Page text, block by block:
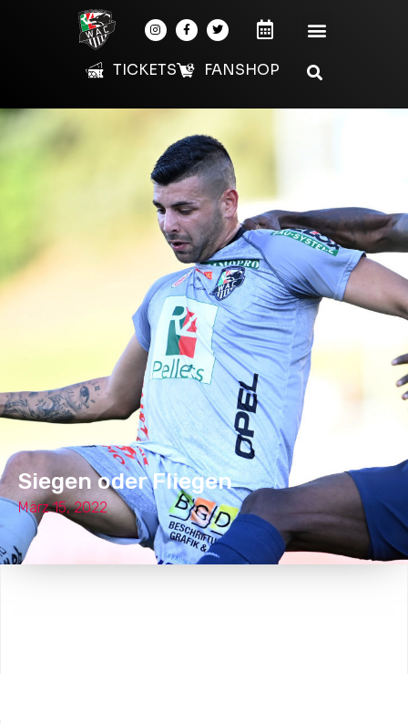
TICKETS FANSHOP
Siegen oder Fliegen
März 15, 2022